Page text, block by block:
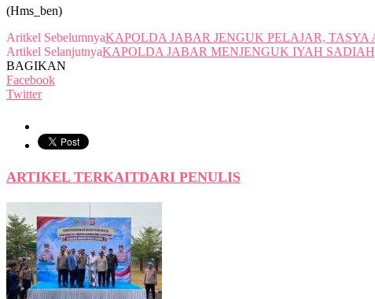
(Hms_ben)
Aritkel SebelumnyaKAPOLDA JABAR JENGUK PELAJAR,
Artikel SelanjutnyaKAPOLDA JABAR MENJENGUK IYAH
BAGIKAN
Facebook
Twitter
ARTIKEL TERKAITDARI PENULIS